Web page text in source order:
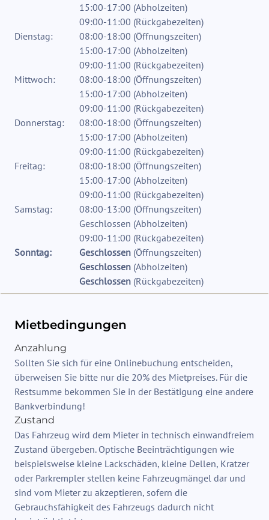
15:00-17:00 (Abholzeiten)
09:00-11:00 (Rückgabezeiten)
Dienstag:
08:00-18:00 (Öffnungszeiten)
15:00-17:00 (Abholzeiten)
09:00-11:00 (Rückgabezeiten)
Mittwoch:
08:00-18:00 (Öffnungszeiten)
15:00-17:00 (Abholzeiten)
09:00-11:00 (Rückgabezeiten)
Donnerstag:
08:00-18:00 (Öffnungszeiten)
15:00-17:00 (Abholzeiten)
09:00-11:00 (Rückgabezeiten)
Freitag:
08:00-18:00 (Öffnungszeiten)
15:00-17:00 (Abholzeiten)
09:00-11:00 (Rückgabezeiten)
Samstag:
08:00-13:00 (Öffnungszeiten)
Geschlossen (Abholzeiten)
09:00-11:00 (Rückgabezeiten)
Sonntag:
Geschlossen(Öffnungszeiten)
Geschlossen(Abholzeiten)
Geschlossen(Rückgabezeiten)
Mietbedingungen
Anzahlung
Sollten Sie sich für eine Onlinebuchung entscheiden,
überweisen Sie bitte nur die 20% des Mietpreises. Für die
Restsumme bekommen Sie in der Bestätigung eine andere
Bankverbindung!
Zustand
Das Fahrzeug wird dem Mieter in technisch einwandfreiem
Zustand übergeben. Optische Beeinträchtigungen wie
beispielsweise kleine Lackschäden, kleine Dellen, Kratzer
oder Parkrempler stellen keine Fahrzeugmängel dar und
sind vom Mieter zu akzeptieren, sofern die
Gebrauchsfähigkeit des Fahrzeugs dadurch nicht